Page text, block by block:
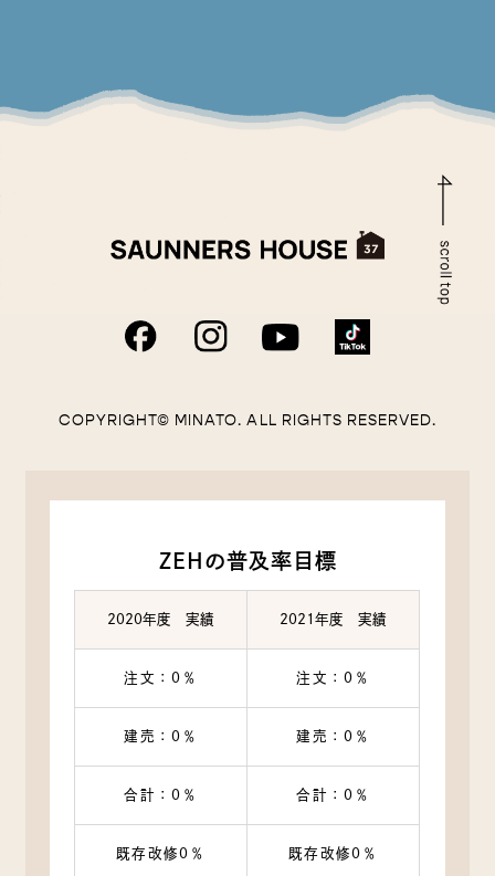
COPYRIGHT© MINATO. ALL RIGHTS RESERVED.
ZEHの普及率目標
2020年度 実績 2021年度 実績
注文：0％ 注文：0％
建売：0％ 建売：0％
合計：0％ 合計：0％
既存改修0％ 既存改修0％